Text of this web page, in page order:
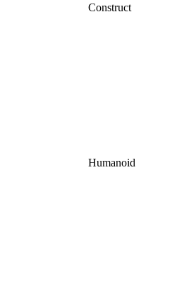
Construct
Humanoid